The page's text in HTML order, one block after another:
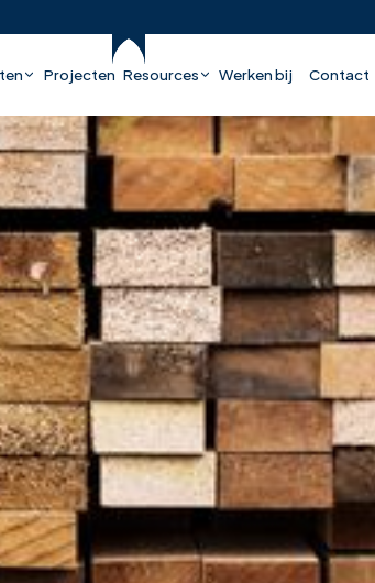
Projecten Resources Werken bij Contact